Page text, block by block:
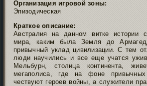
Организация игровой зоны:
Эпизодическая
Краткое описание:
Австралия на данном витке истории
мира, каким была Земля до
привычный уклад цивилизации. С тем
люди научились и все еще учатся
Мельбурн, столица континента,
мегаполиса, где на фоне
чествуют героев войны, а служители